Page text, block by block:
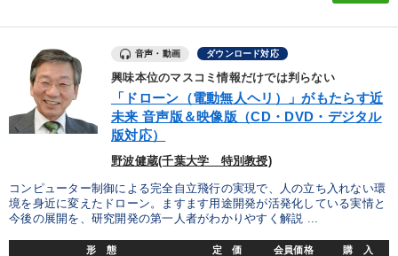
音声・動画 ダウンロード対応
興味本位のマスコミ情報だけでは判らない
「ドローン（電動無人ヘリ）」がもたらす近
未来 音声版＆映像版（CD・DVD・デジタル
版対応）
野波健蔵(千葉大学 特別教授)
コンピューター制御による完全自立飛行の実現で、人の立ち入れない環
境を身近に変えたドローン。ますます用途開発が活発化している実情と
今後の展開を、研究開発の第一人者がわかりやすく解説 ...
形 態 定 価 会員価格 購 入